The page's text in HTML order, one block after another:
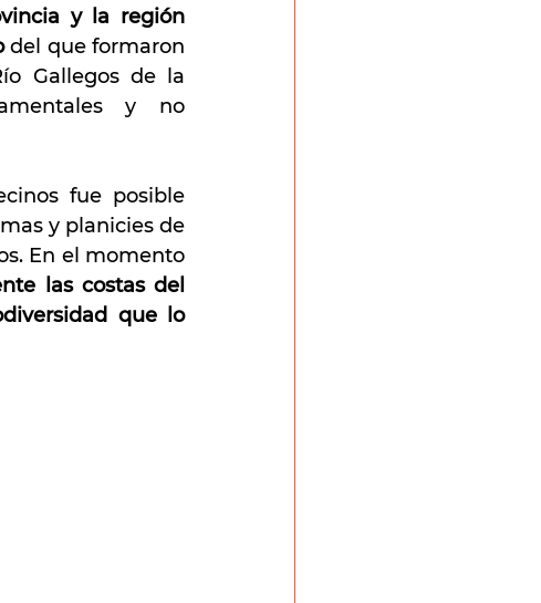
y la región
del que formaron
Gallegos de la
y no
fue posible
y planicies de
En el momento
las costas del
que lo